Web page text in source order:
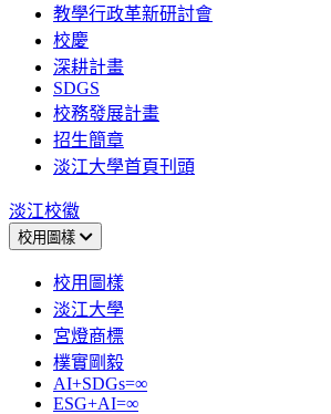
教學行政革新研討會
校慶
深耕計畫
SDGS
校務發展計畫
招生簡章
淡江大學首頁刊頭
淡江校徽
校用圖樣
校用圖樣
淡江大學
宮燈商標
樸實剛毅
AI+SDGs=∞
ESG+AI=∞